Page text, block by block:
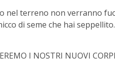
nel terreno non verranno
di seme che hai
I NOSTRI NUOVI